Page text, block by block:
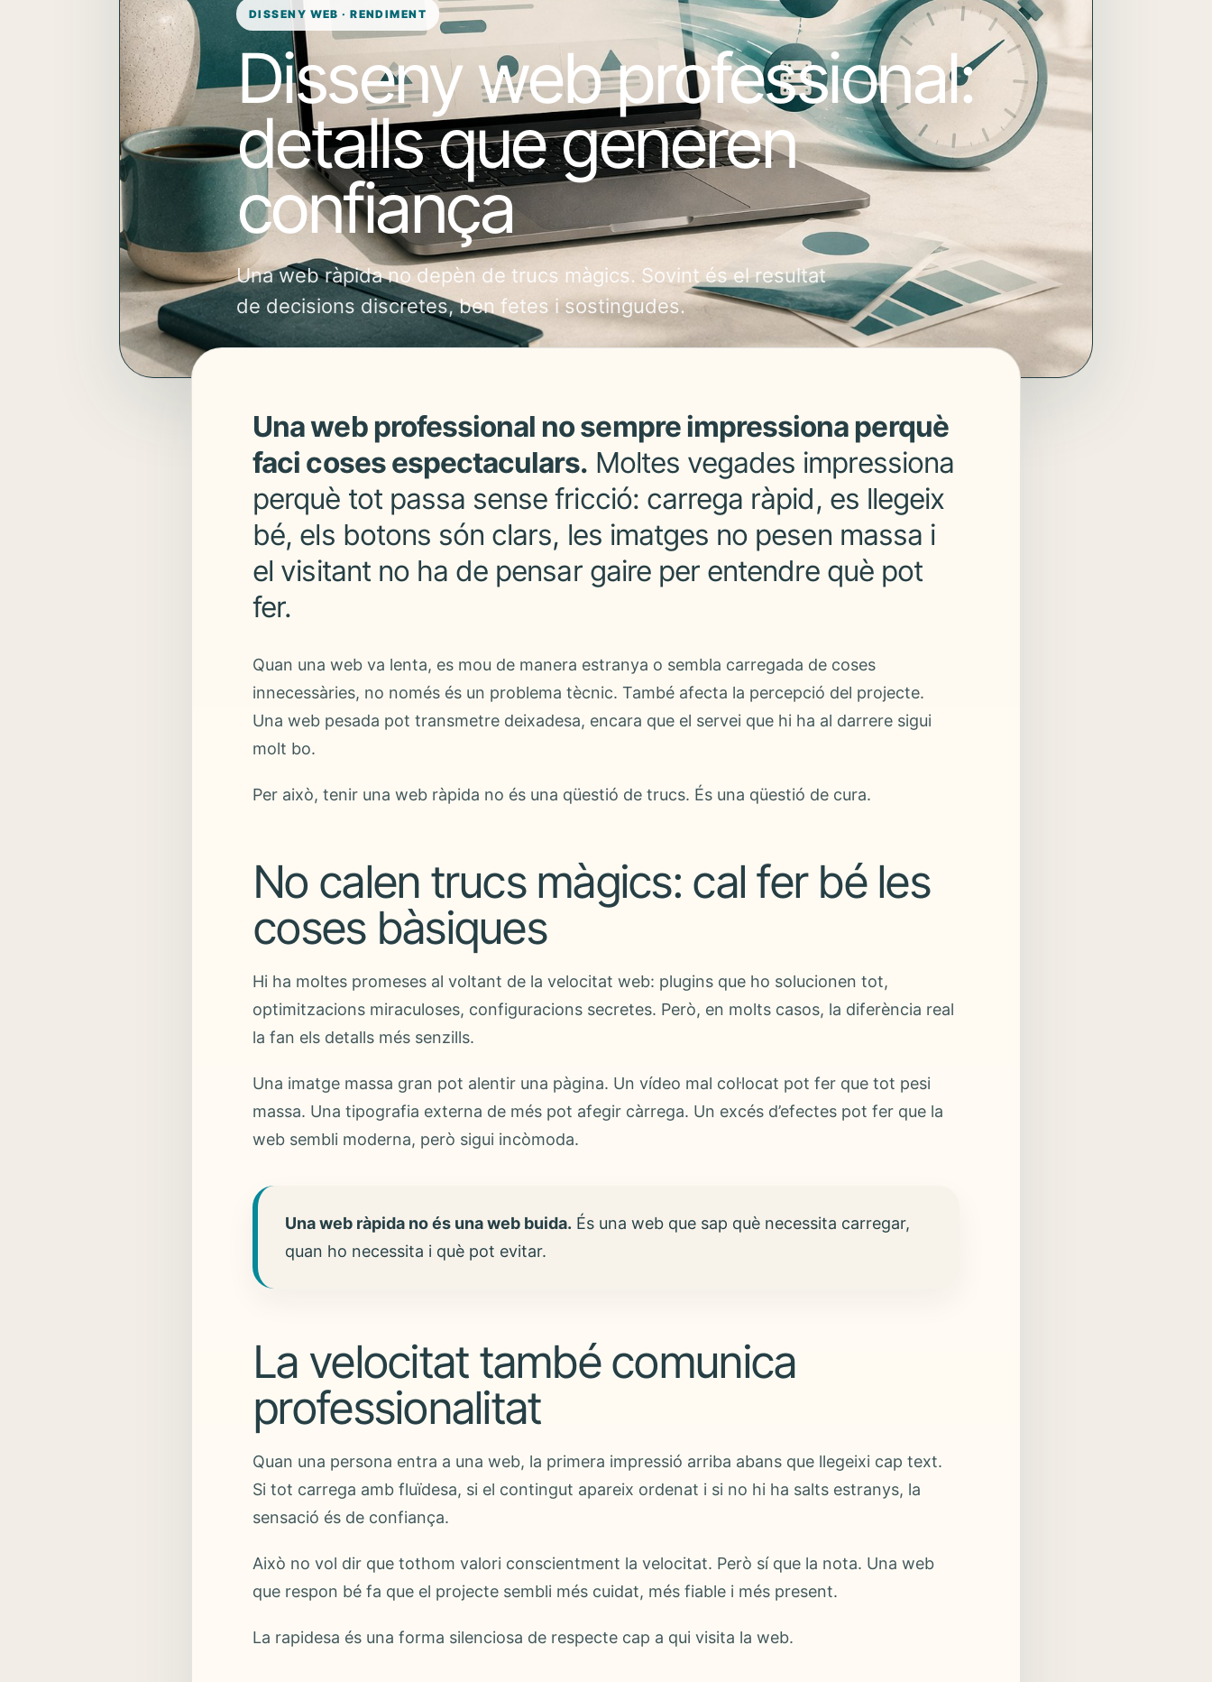
DISSENY WEB · RENDIMENT
Disseny web professional:
detalls que generen
confiança
Una web ràpida no depèn de trucs màgics. Sovint és el resultat
de decisions discretes, ben fetes i sostingudes.
Una web professional no sempre impressiona perquè
faci coses espectaculars. Moltes vegades impressiona
perquè tot passa sense fricció: carrega ràpid, es llegeix
bé, els botons són clars, les imatges no pesen massa i
el visitant no ha de pensar gaire per entendre què pot
fer.
Quan una web va lenta, es mou de manera estranya o sembla carregada de coses
innecessàries, no només és un problema tècnic. També afecta la percepció del projecte.
Una web pesada pot transmetre deixadesa, encara que el servei que hi ha al darrere sigui
molt bo.
Per això, tenir una web ràpida no és una qüestió de trucs. És una qüestió de cura.
No calen trucs màgics: cal fer bé les
coses bàsiques
Hi ha moltes promeses al voltant de la velocitat web: plugins que ho solucionen tot,
optimitzacions miraculoses, configuracions secretes. Però, en molts casos, la diferència real
la fan els detalls més senzills.
Una imatge massa gran pot alentir una pàgina. Un vídeo mal col·locat pot fer que tot pesi
massa. Una tipografia externa de més pot afegir càrrega. Un excés d’efectes pot fer que la
web sembli moderna, però sigui incòmoda.
Una web ràpida no és una web buida. És una web que sap què necessita carregar,
quan ho necessita i què pot evitar.
La velocitat també comunica
professionalitat
Quan una persona entra a una web, la primera impressió arriba abans que llegeixi cap text.
Si tot carrega amb fluïdesa, si el contingut apareix ordenat i si no hi ha salts estranys, la
sensació és de confiança.
Això no vol dir que tothom valori conscientment la velocitat. Però sí que la nota. Una web
que respon bé fa que el projecte sembli més cuidat, més fiable i més present.
La rapidesa és una forma silenciosa de respecte cap a qui visita la web.